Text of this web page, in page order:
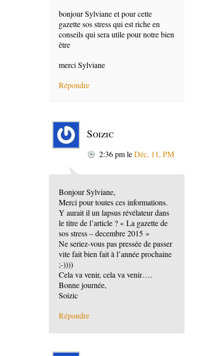
bonjour Sylviane et pour cette
gazette sos stress qui est riche en
conseils qui sera utile pour notre bien
être
merci Sylviane
Répondre
Soizic
2:36 pmleDéc, 11, PM
Bonjour Sylviane,
Merci pour toutes ces informations.
Y aurait il un lapsus révélateur dans
le titre de l’article ? « La gazette de
sos stress – decembre 2015 »
Ne seriez-vous pas pressée de passer
vite fait bien fait à l’année prochaine
;-))))
Cela va venir, cela va venir….
Bonne journée,
Soizic
Répondre